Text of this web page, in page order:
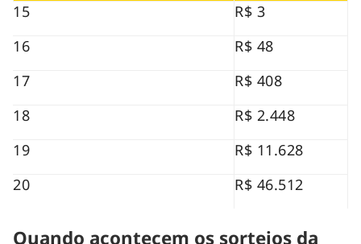
15
R$ 3
16
R$ 48
17
R$ 408
18
R$ 2.448
19
R$ 11.628
20
R$ 46.512
Quando acontecem os sorteios da